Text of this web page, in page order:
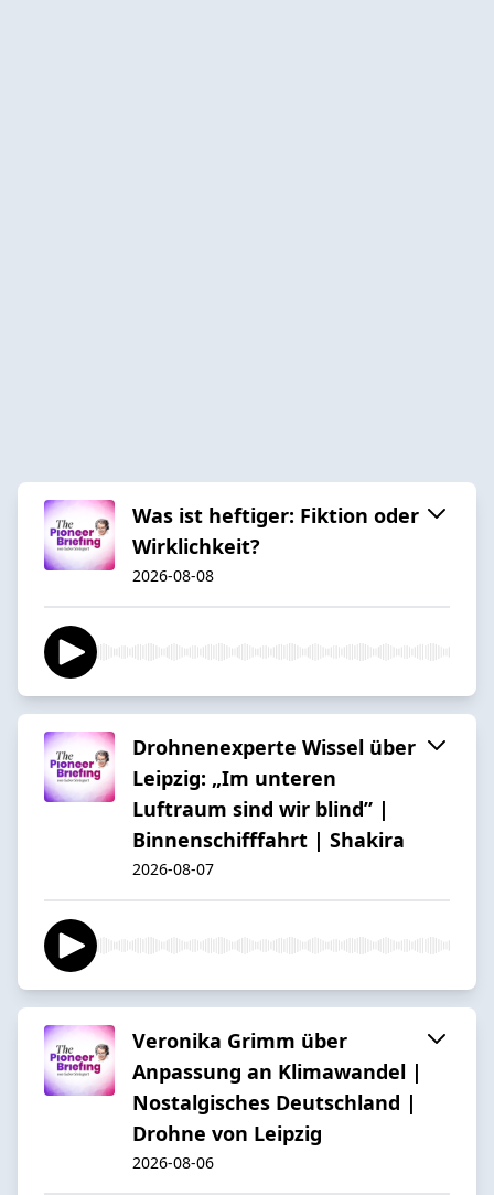
Was ist heftiger: Fiktion oder
Wirklichkeit?
2026-08-08
Drohnenexperte Wissel über
Leipzig: „Im unteren
Luftraum sind wir blind” |
Binnenschifffahrt | Shakira
2026-08-07
Veronika Grimm über
Anpassung an Klimawandel |
Nostalgisches Deutschland |
Drohne von Leipzig
2026-08-06